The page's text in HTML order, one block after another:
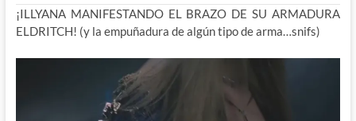
¡ILLYANA MANIFESTANDO EL BRAZO DE SU ARMADURA
ELDRITCH! (y la empuñadura de algún tipo de arma…snifs)